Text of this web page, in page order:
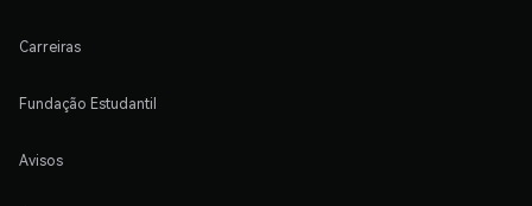
Carreiras
Fundação Estudantil
Avisos